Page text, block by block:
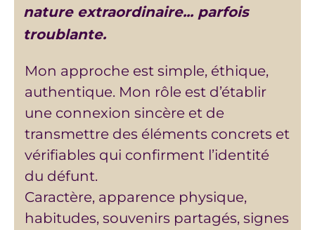
nature extraordinaire... parfois
troublante.
Mon approche est simple, éthique,
authentique. Mon rôle est d’établir
une connexion sincère et de
transmettre des éléments concrets et
vérifiables qui confirment l’identité
du défunt.
Caractère, apparence physique,
habitudes, souvenirs partagés, signes